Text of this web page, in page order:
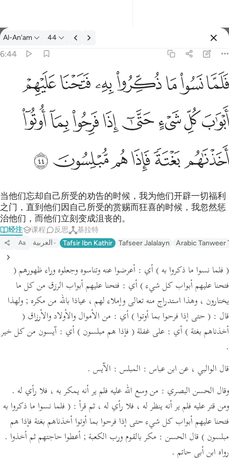
经注: Al-An'am 6:44
Al-An'am 44
6:44
كل شيء حتى اذا فرحوا بما اوتوا اخذناهم بغتة فاذا هم مبلسون ٤٤
حَتَّىٰٓ إِذَا فَرِحُوا۟ بِمَآ أُوتُوٓا۟ أَخَذْنَـٰهُم بَغْتَةًۭ فَإِذَا هُم مُّبْلِسُونَ ٤٤ﳇﳈﳉﳊﳋﳌﳍ
ﳎﳏﳐﳑﳒﳓﳔﳕ
ﳖﳗﳘﳙﳚﳛ
当他们忘却自己所受的劝告的时候，我为他们开辟一切福利
之门，直到他们因自己所受的赏赐而狂喜的时候，我忽然惩
治他们，而他们立刻变成沮丧的。
经注 课程 反思 基拉特
Aa العربية Tafsir Ibn Kathir Tafseer Jalalayn Arabic Tanweer
( فلما نسوا ما ذكروا به ) أي : أعرضوا عنه وتناسوه وجعلوه وراء ظهورهم(
فتحنا عليهم أبواب كل شيء ) أي : فتحنا عليهم أبواب الرزق من كل ما
يختارون ، وهذا استدراج منه تعالى وإملاء لهم ، عياذا بالله من مكره ; ولهذا
قال : ( حتى إذا فرحوا بما أوتوا ) أي : من الأموال والأولاد والأرزاق (
أخذناهم بغتة ) أي : على غفلة( فإذا هم مبلسون ) أي : آيسون من كل خير
.
قال الوالبي ، عن ابن عباس : المبلس : الآيس .
وقال الحسن البصري : من وسع الله عليه فلم ير أنه يمكر به ، فلا رأي له .
ومن قتر عليه فلم ير أنه ينظر له ، فلا رأي له ، ثم قرأ : ( فلما نسوا ما ذكروا به
فتحنا عليهم أبواب كل شيء حتى إذا فرحوا بما أوتوا أخذناهم بغتة فإذا هم
مبلسون ) قال الحسن : مكر بالقوم ورب الكعبة ; أعطوا حاجتهم ثم أخذوا .
رواه ابن أبي حاتم .